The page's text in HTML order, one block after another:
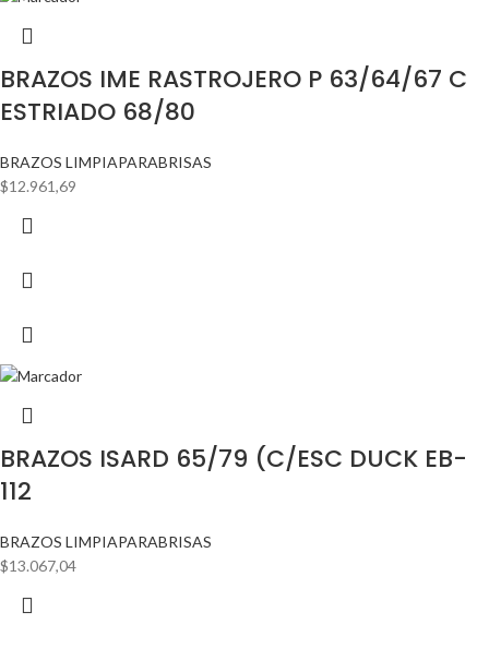
BRAZOS IME RASTROJERO P 63/64/67 C
ESTRIADO 68/80
BRAZOS LIMPIAPARABRISAS
$12.961,69
BRAZOS ISARD 65/79 (C/ESC DUCK EB-
112
BRAZOS LIMPIAPARABRISAS
$13.067,04